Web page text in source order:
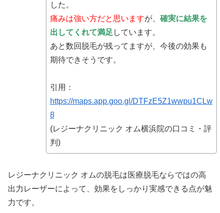
した。
痛みは強い方だと思いますが、 確実に結果を
出してくれて満足 しています。
あと数回脱毛が残ってますが、今後の効果も
期待できそうです。
引用：
https://maps.app.goo.gl/DTFzE5Z1wwpu1CLw
8
(レジーナクリニック オム横浜院の口コミ・評
判)
レジーナクリニック オムの脱毛は医療脱毛ならではの高
出力レーザーによって、効果をしっかり実感できる点が魅
力です。